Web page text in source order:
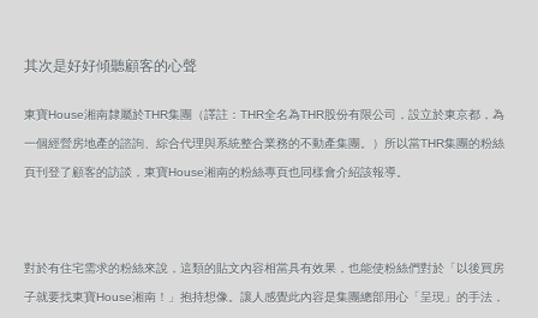
其次是好好傾聽顧客的心聲
東寶House湘南隸屬於THR集團（譯註：THR全名為THR股份有限公司，設立於東京都，為
一個經營房地產的諮詢、綜合代理與系統整合業務的不動產集團。）所以當THR集團的粉絲
頁刊登了顧客的訪談，東寶House湘南的粉絲專頁也同樣會介紹該報導。
對於有住宅需求的粉絲來說，這類的貼文內容相當具有效果，也能使粉絲們對於「以後買房
子就要找東寶House湘南！」抱持想像。讓人感覺此內容是集團總部用心「呈現」的手法，